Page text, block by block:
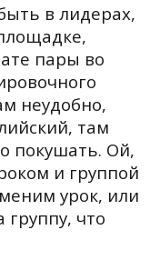
в лидерах,
пары во
неудобно,
там
покушать. Ой,
и группой
урок, или
что